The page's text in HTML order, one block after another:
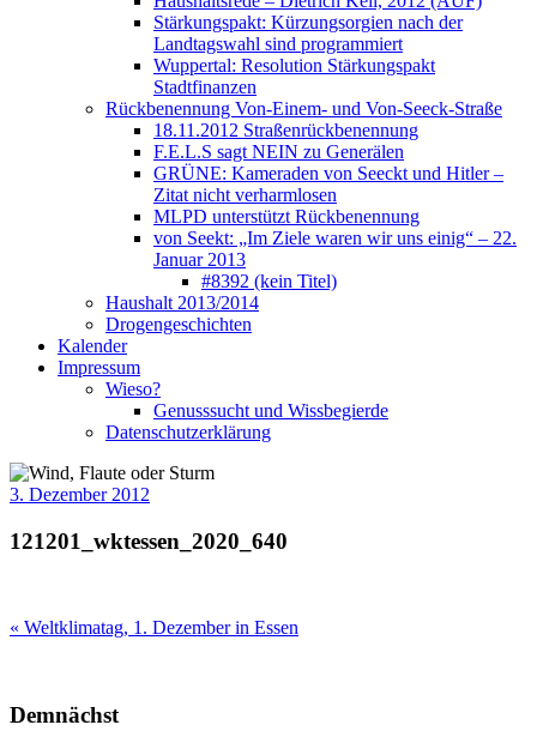
Stärkungspakt: Kürzungsorgien nach der
Landtagswahl sind programmiert
Wuppertal: Resolution Stärkungspakt
Stadtfinanzen
Rückbenennung Von-Einem- und Von-Seeck-Straße
18.11.2012 Straßenrückbenennung
F.E.L.S sagt NEIN zu Generälen
GRÜNE: Kameraden von Seeckt und Hitler –
Zitat nicht verharmlosen
MLPD unterstützt Rückbenennung
von Seekt: „Im Ziele waren wir uns einig“ – 22.
Januar 2013
#8392 (kein Titel)
Haushalt 2013/2014
Drogengeschichten
Kalender
Impressum
Wieso?
Genusssucht und Wissbegierde
Datenschutzerklärung
3. Dezember 2012
121201_wktessen_2020_640
Beitragsnavigation
« Weltklimatag, 1. Dezember in Essen
Demnächst